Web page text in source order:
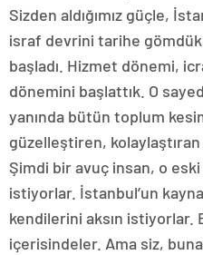
Sizden aldığımız güçle,
israf devrini tarihe
başladı. Hizmet dönemi,
dönemini başlattık. O
yanında bütün toplum
güzelleştiren, kolaylaştıran
Şimdi bir avuç insan, o
istiyorlar. İstanbul’un
kendilerini aksın istiyorlar.
içerisindeler. Ama siz,